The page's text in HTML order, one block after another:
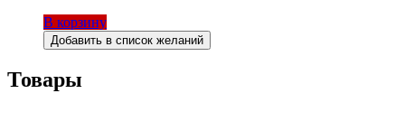
В корзину
Добавить в список желаний
Товары